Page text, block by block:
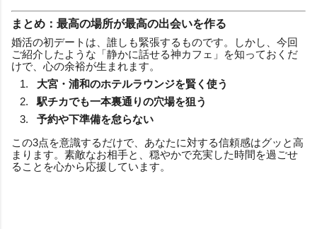
まとめ：最高の場所が最高の出会いを作る
婚活の初デートは、誰しも緊張するものです。しかし、今回
ご紹介したような「静かに話せる神カフェ」を知っておくだ
けで、心の余裕が生まれます。
大宮・浦和のホテルラウンジを賢く使う
駅チカでも一本裏通りの穴場を狙う
予約や下準備を怠らない
この3点を意識するだけで、あなたに対する信頼感はグッと高
まります。素敵なお相手と、穏やかで充実した時間を過ごせ
ることを心から応援しています。